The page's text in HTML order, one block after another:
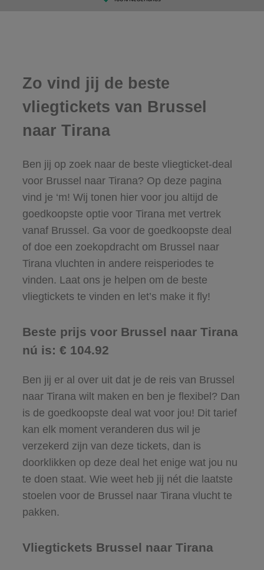
Zo vind jij de beste
vliegtickets van Brussel
naar Tirana
Ben jij op zoek naar de beste vliegticket-deal
voor Brussel naar Tirana? Op deze pagina
vind je ‘m! Wij tonen hier voor jou altijd de
goedkoopste optie voor Tirana met vertrek
vanaf Brussel. Ga voor de goedkoopste deal
of doe een zoekopdracht om Brussel naar
Tirana vluchten in andere reisperiodes te
vinden. Laat ons je helpen om de beste
vliegtickets te vinden en let’s make it fly!
Beste prijs voor Brussel naar Tirana
nú is: € 104.92
Ben jij er al over uit dat je de reis van Brussel
naar Tirana wilt maken en ben je flexibel? Dan
is de goedkoopste deal wat voor jou! Dit tarief
kan elk moment veranderen dus wil je
verzekerd zijn van deze tickets, dan is
doorklikken op deze deal het enige wat jou nu
te doen staat. Wie weet heb jij nét die laatste
stoelen voor de Brussel naar Tirana vlucht te
pakken.
Vliegtickets Brussel naar Tirana